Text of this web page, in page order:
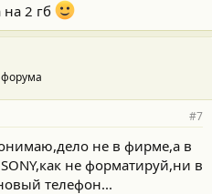
2 гб
#7
не в фирме,а в
не форматируй,ни в
телефон...